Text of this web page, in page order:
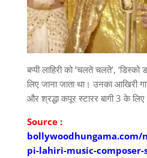
बप्पी लाहिरी को ‘चलते चलते’,
लिए जाना जाता था। उनका आखिरी
और श्रद्धा कपूर स्टारर बागी 3 के
Source :
pi-lahiri-music-composer-